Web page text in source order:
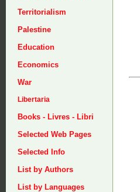
Territorialism
Palestine
Education
Economics
War
Libertaria
Books - Livres - Libri
Selected Web Pages
Selected Info
List by Authors
List by Languages